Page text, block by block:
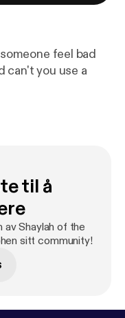
feel bad
can't you use a
til å
av Shaylah of the
sitt community!